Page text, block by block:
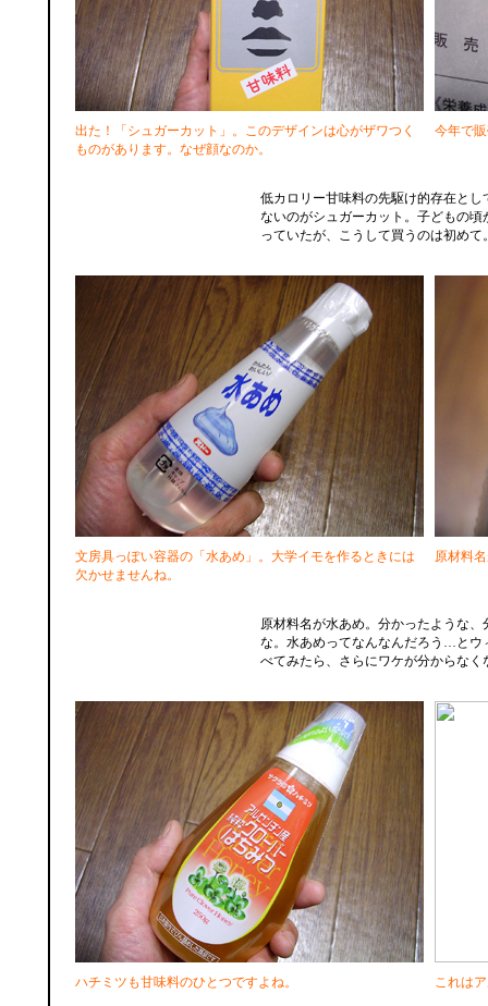
出た！「シュガーカット」。このデザインは心がザワつく
ものがあります。なぜ顔なのか。
今年で
低カロリー甘味料の先駆け的存在とし
ないのがシュガーカット。子どもの頃
っていたが、こうして買うのは初めて
文房具っぽい容器の「水あめ」。大学イモを作るときには
欠かせませんね。
原材料
原材料名が水あめ。分かったような、
な。水あめってなんなんだろう…とウ
べてみたら、さらにワケが分からなく
ハチミツも甘味料のひとつですよね。 これは